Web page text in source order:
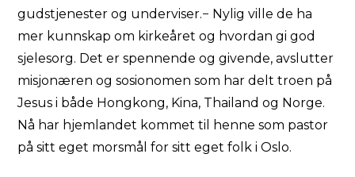
gudstjenester og underviser.− Nylig ville de ha
mer kunnskap om kirkeåret og hvordan gi god
sjelesorg. Det er spennende og givende, avslutter
misjonæren og sosionomen som har delt troen på
Jesus i både Hongkong, Kina, Thailand og Norge.
Nå har hjemlandet kommet til henne som pastor
på sitt eget morsmål for sitt eget folk i Oslo.